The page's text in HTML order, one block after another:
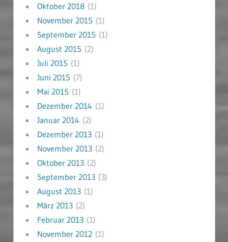
Oktober 2018(1)
November 2015 (1)
September 2015 (1)
August 2015 (2)
Juli 2015 (1)
Juni 2015 (7)
Mai 2015 (1)
Dezember 2014 (1)
Januar 2014 (2)
Dezember 2013(1)
November 2013(2)
Oktober 2013(2)
September 2013(3)
August 2013(1)
März 2013(2)
Februar 2013(1)
November 2012(1)